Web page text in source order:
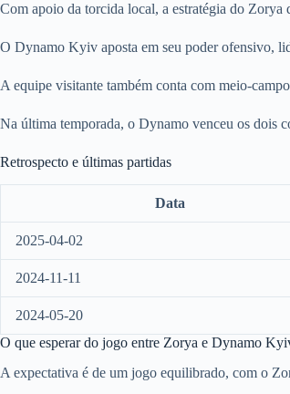
Com apoio da torcida local, a estratégia do Zorya
O Dynamo Kyiv aposta em seu poder ofensivo,
A equipe visitante também conta com meio-
Na última temporada, o Dynamo venceu os dois
Retrospecto e últimas partidas
Data
2025-04-02
2024-11-11
2024-05-20
O que esperar do jogo entre Zorya e Dynamo
A expectativa é de um jogo equilibrado, com o